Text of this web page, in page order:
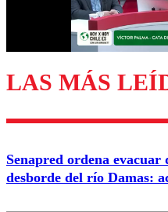
LAS MÁS
Senapred ordena evacuar
desborde del río Damas: